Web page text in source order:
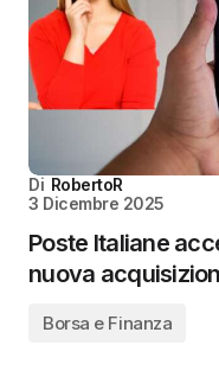
Di RobertoR
3 Dicembre 2025
Poste Italiane
nuova
Borsa e Finanza